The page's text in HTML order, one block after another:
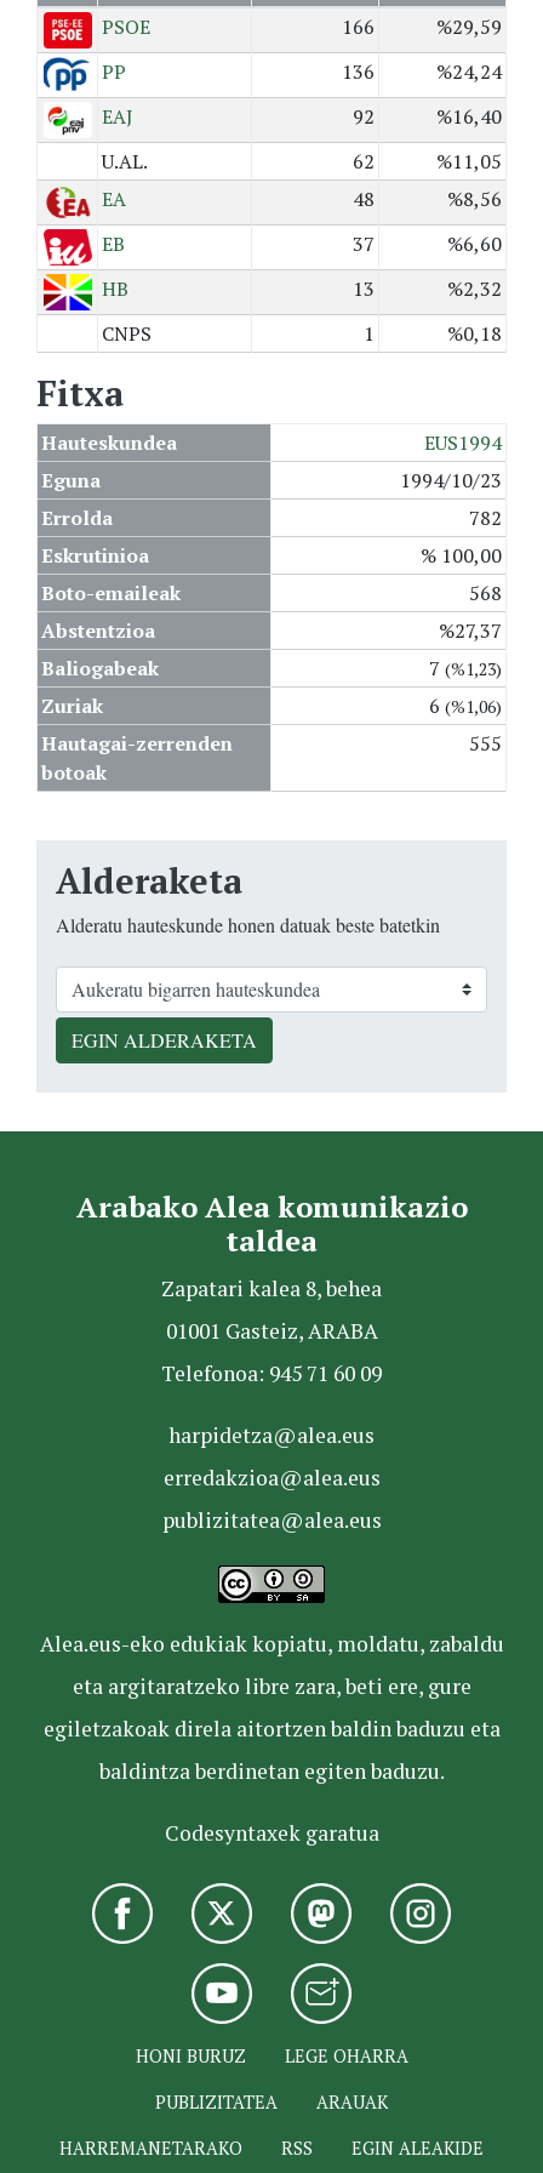
PSOE
166
%29,59
PP
136
%24,24
EAJ
92
%16,40
U.AL.
62
%11,05
EA
48
%8,56
EB
37
%6,60
HB
13
%2,32
CNPS
1 %0,18
Fitxa
Hauteskundea
EUS1994
Eguna
1994/10/23
Errolda
782
Eskrutinioa
% 100,00
Boto-emaileak
568
Abstentzioa
%27,37
Baliogabeak
7 (%1,23)
Zuriak 6 (%1,06)
Hautagai-zerrenden
botoak
555
Alderaketa
Alderatu hauteskunde honen datuak beste batetkin
EGIN ALDERAKETA
Arabako Alea komunikazio
taldea
Zapatari kalea 8, behea
01001 Gasteiz, ARABA
Telefonoa: 945 71 60 09
harpidetza@alea.eus
erredakzioa@alea.eus
publizitatea@alea.eus
Alea.eus-eko edukiak kopiatu, moldatu, zabaldu
eta argitaratzeko libre zara, beti ere, gure
egiletzakoak direla aitortzen baldin baduzu eta
baldintza berdinetan egiten baduzu.
Codesyntaxek garatua
HONI BURUZ
LEGE OHARRA
PUBLIZITATEA
ARAUAK
HARREMANETARAKO
RSS EGIN ALEAKIDE